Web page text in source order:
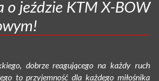
o jeździe KTM X-BOW
dobrze reagującego na każdy ruch
to przyjemność dla każdego miłośnika